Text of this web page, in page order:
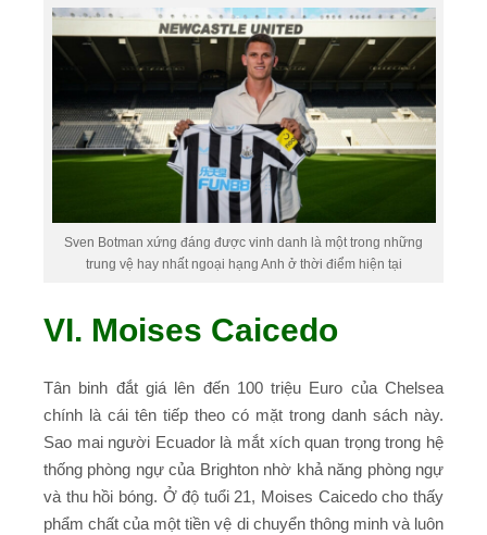
Sven Botman xứng đáng được vinh danh là một trong những
trung vệ hay nhất ngoại hạng Anh ở thời điểm hiện tại
VI. Moises Caicedo
Tân binh đắt giá lên đến 100 triệu Euro của Chelsea
chính là cái tên tiếp theo có mặt trong danh sách này.
Sao mai người Ecuador là mắt xích quan trọng trong hệ
thống phòng ngự của Brighton nhờ khả năng phòng ngự
và thu hồi bóng. Ở độ tuổi 21, Moises Caicedo cho thấy
phẩm chất của một tiền vệ di chuyển thông minh và luôn